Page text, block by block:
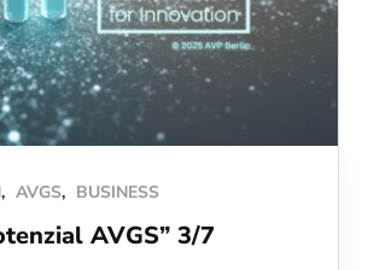
, AVGS, BUSINESS
AVGS” 3/7